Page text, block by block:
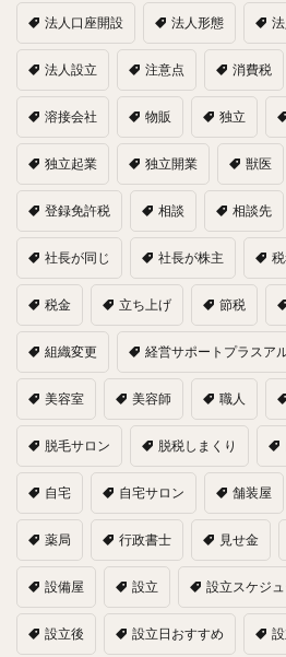
法人口座開設 法人形態
法人設立 注意点 消費税
溶接会社 物販 独立
独立起業 独立開業 獣医
登録免許税 相談 相談先
社長が同じ 社長が株主
税金 立ち上げ 節税
組織変更 経営サポートプラスア
美容室 美容師 職人
脱毛サロン 脱税しまくり
自宅 自宅サロン 舗装屋
薬局 行政書士 見せ金
設備屋 設立 設立スケジ
設立後 設立日おすすめ